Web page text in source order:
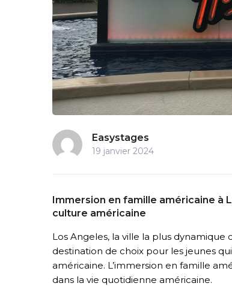
Easystages
19 janvier 2024
Immersion en famille américaine à
culture américaine
Los Angeles, la ville la plus
destination de choix pour les jeunes
américaine. L’immersion en famille
dans la vie quotidienne américaine.